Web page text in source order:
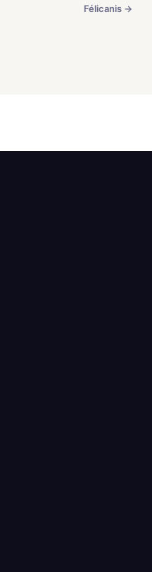
Félicanis →